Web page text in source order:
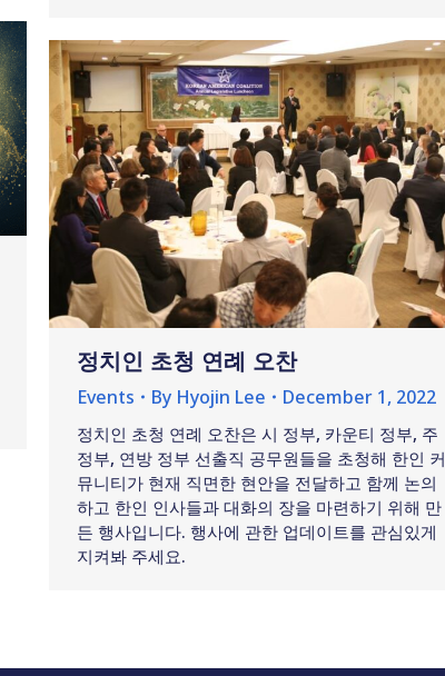
정치인 초청 연례 오찬
Events By Hyojin Lee December 1, 2022
정치인 초청 연례 오찬은 시 정부, 카운티 정부, 주
정부, 연방 정부 선출직 공무원들을 초청해 한인 커
뮤니티가 현재 직면한 현안을 전달하고 함께 논의
하고 한인 인사들과 대화의 장을 마련하기 위해 만
든 행사입니다. 행사에 관한 업데이트를 관심있게
지켜봐 주세요.